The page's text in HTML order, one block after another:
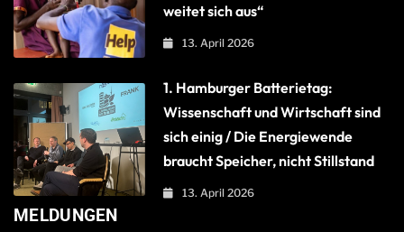
weitet sich aus“
13. April 2026
1. Hamburger Batterietag:
Wissenschaft und Wirtschaft sind
sich einig / Die Energiewende
braucht Speicher, nicht Stillstand
13. April 2026
MELDUNGEN